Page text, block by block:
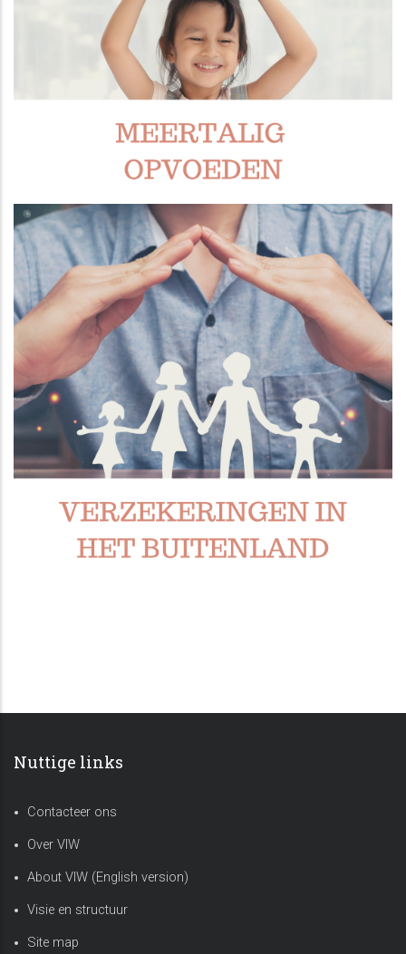
Nuttige links
Contacteer ons
Over VIW
About VIW (English version)
Visie en structuur
Site map